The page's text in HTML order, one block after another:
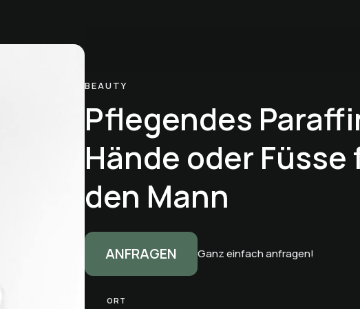
BEAUTY
Pflegendes
Hände oder Füsse
den Mann
ANFRAGEN Ganz einfach anfragen!
ORT